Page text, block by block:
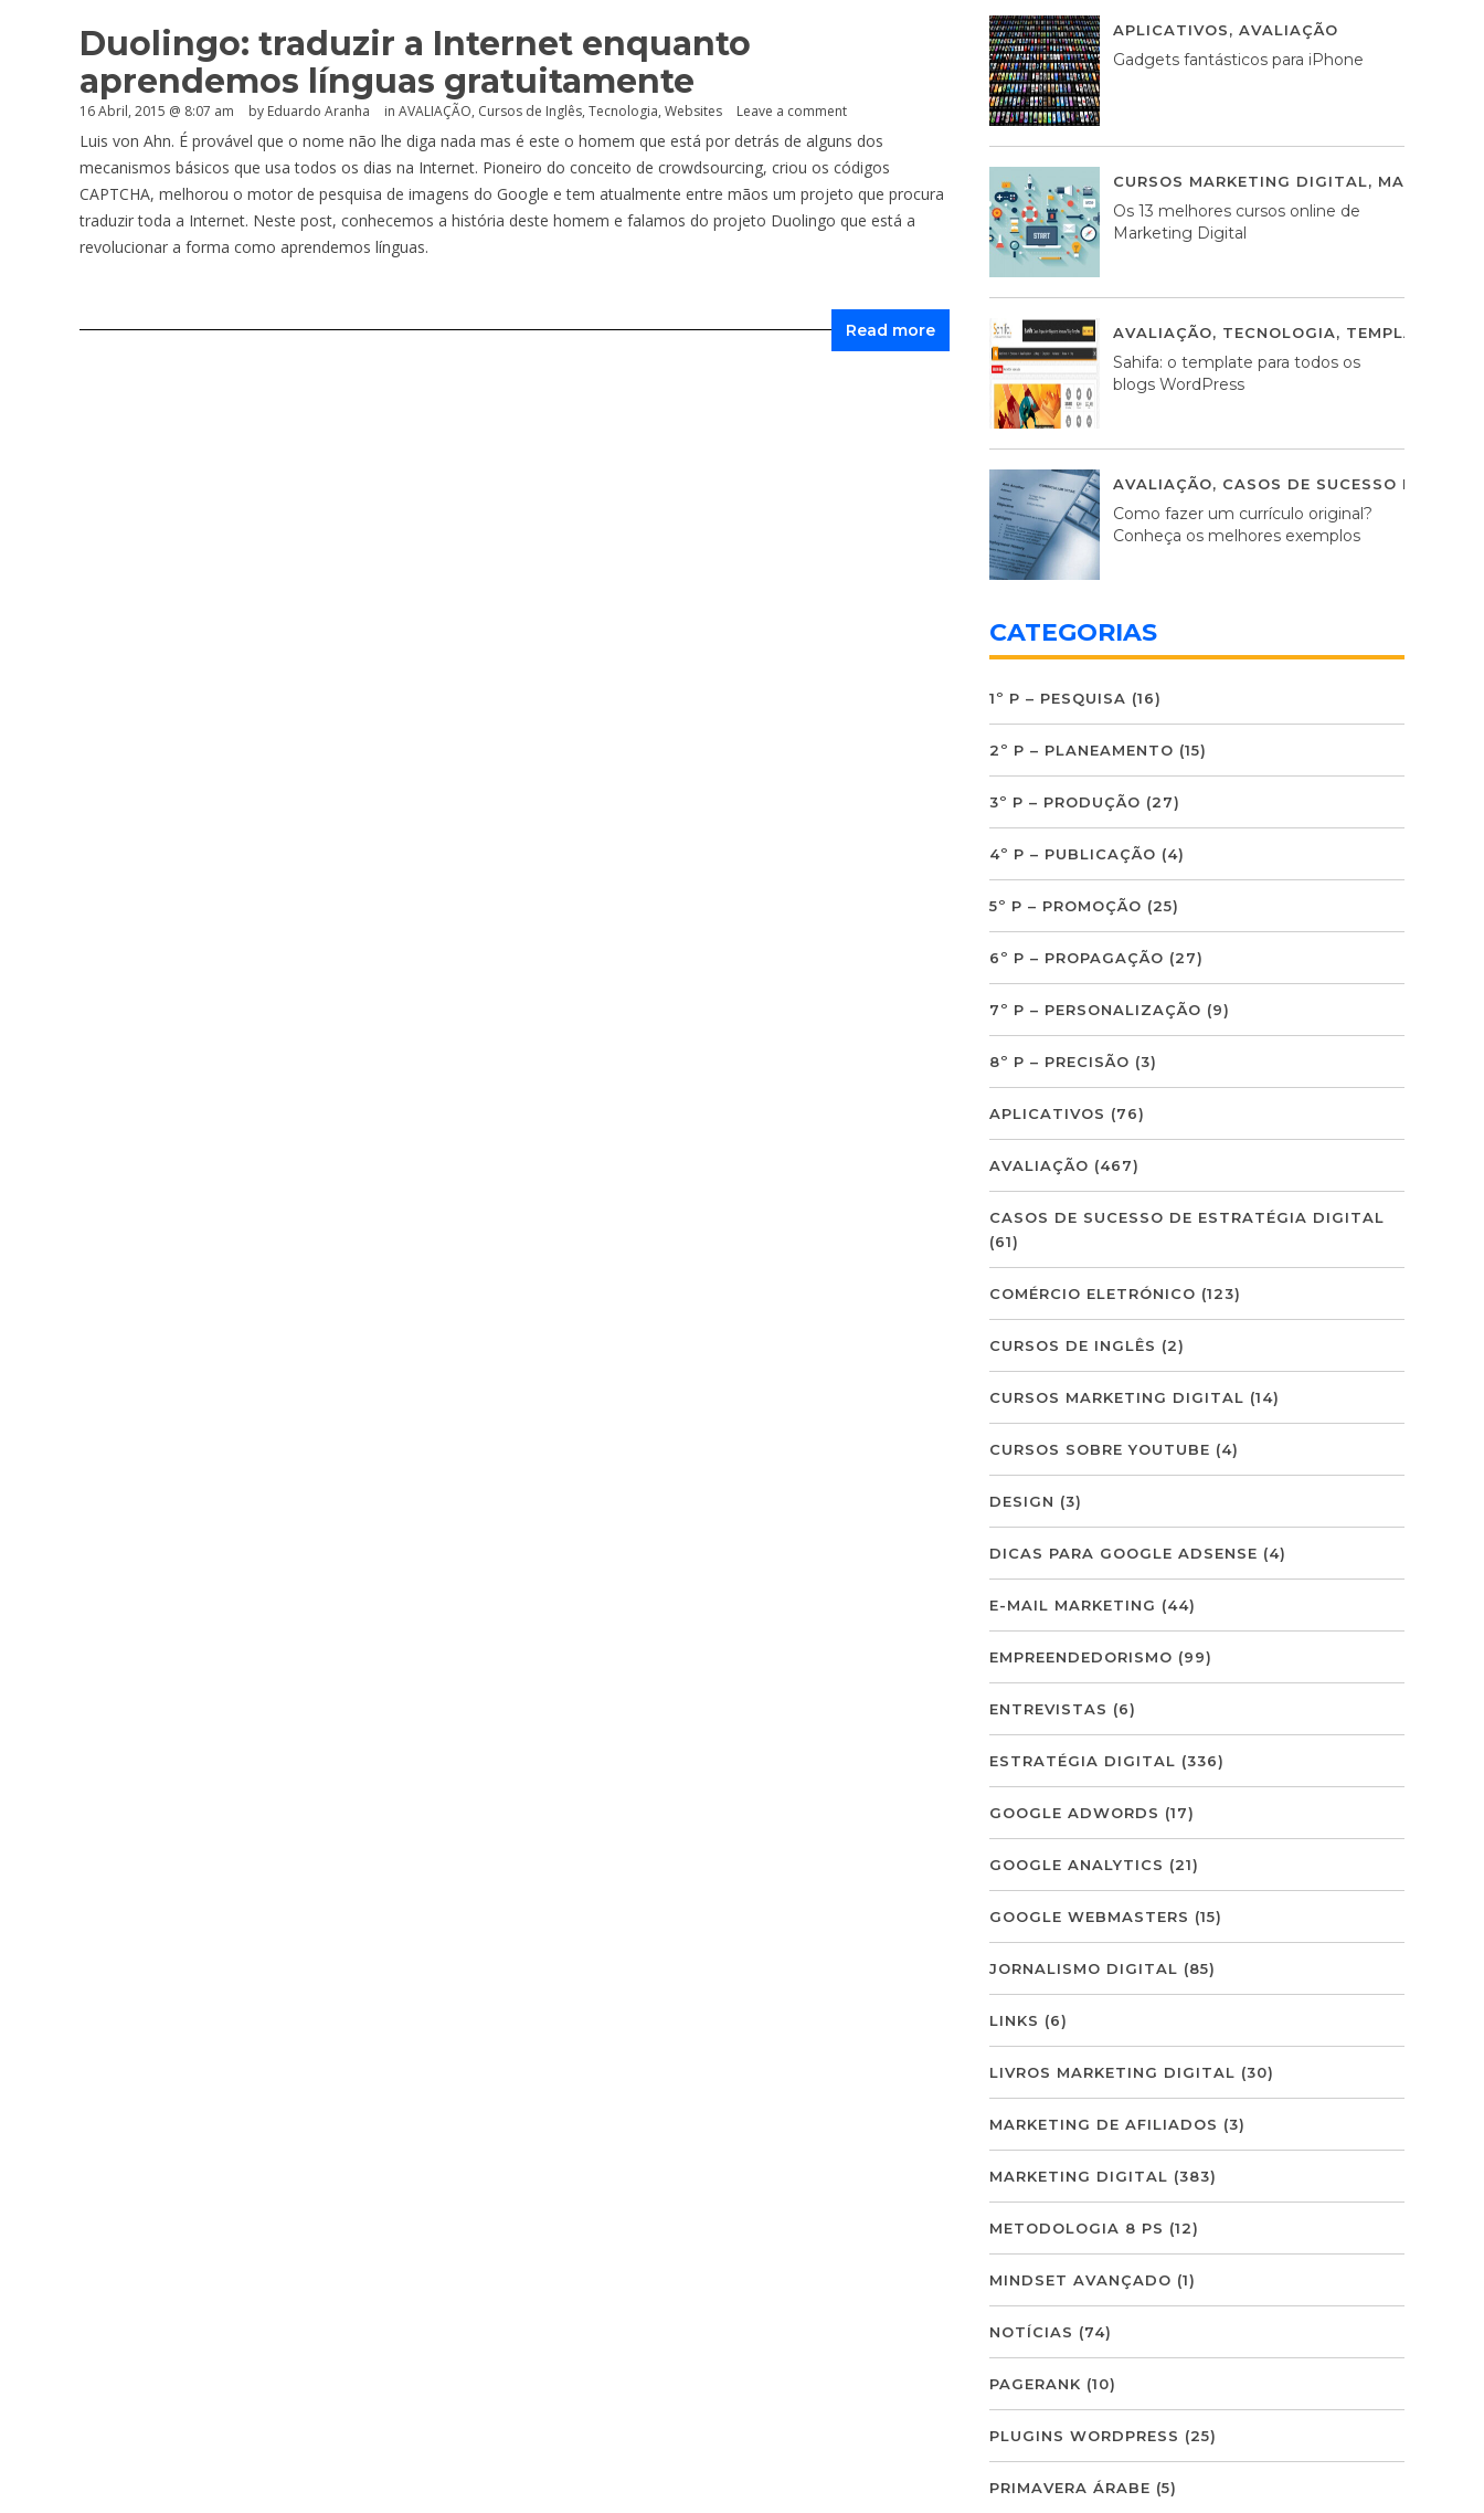
Duolingo: traduzir a Internet enquanto
aprendemos línguas gratuitamente
16 Abril, 2015 @ 8:07 am by Eduardo Aranha in AVALIAÇÃO, Cursos de Inglês, Tecnologia, Websites Leave a comment
Luis von Ahn. É provável que o nome não lhe diga nada mas é este o homem que está por detrás de alguns dos
mecanismos básicos que usa todos os dias na Internet. Pioneiro do conceito de crowdsourcing, criou os códigos
CAPTCHA, melhorou o motor de pesquisa de imagens do Google e tem atualmente entre mãos um projeto que procura
traduzir toda a Internet. Neste post, conhecemos a história deste homem e falamos do projeto Duolingo que está a
revolucionar a forma como aprendemos línguas.
Read more
APLICATIVOS, AVALIAÇÃO
Gadgets fantásticos para iPhone
CURSOS MARKETING DIGITAL,
Os 13 melhores cursos online de
Marketing Digital
AVALIAÇÃO, TECNOLOGIA, TEMPLATES
Sahifa: o template para todos os
blogs WordPress
AVALIAÇÃO, CASOS DE SUCESSO DE
Como fazer um currículo original?
Conheça os melhores exemplos
CATEGORIAS
1º P – PESQUISA (16)
2º P – PLANEAMENTO (15)
3º P – PRODUÇÃO (27)
4º P – PUBLICAÇÃO (4)
5º P – PROMOÇÃO (25)
6º P – PROPAGAÇÃO (27)
7º P – PERSONALIZAÇÃO (9)
8º P – PRECISÃO (3)
APLICATIVOS (76)
AVALIAÇÃO (467)
CASOS DE SUCESSO DE ESTRATÉGIA DIGITAL
(61)
COMÉRCIO ELETRÓNICO (123)
CURSOS DE INGLÊS (2)
CURSOS MARKETING DIGITAL (14)
CURSOS SOBRE YOUTUBE (4)
DESIGN (3)
DICAS PARA GOOGLE ADSENSE (4)
E-MAIL MARKETING (44)
EMPREENDEDORISMO (99)
ENTREVISTAS (6)
ESTRATÉGIA DIGITAL (336)
GOOGLE ADWORDS (17)
GOOGLE ANALYTICS (21)
GOOGLE WEBMASTERS (15)
JORNALISMO DIGITAL (85)
LINKS (6)
LIVROS MARKETING DIGITAL (30)
MARKETING DE AFILIADOS (3)
MARKETING DIGITAL (383)
METODOLOGIA 8 PS (12)
MINDSET AVANÇADO (1)
NOTÍCIAS (74)
PAGERANK (10)
PLUGINS WORDPRESS (25)
PRIMAVERA ÁRABE (5)